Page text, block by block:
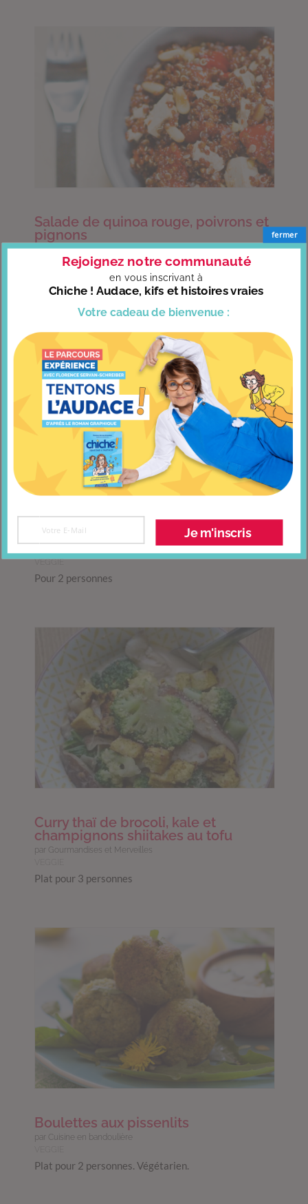
Salade de quinoa rouge, poivrons et
pignons
par Chocolate and Zucchini
Pour 3 à 4 personnes.
Taboulé de quinoa aux pois chiches,
cumin et citron
VEGGIE
Pour 2 personnes
Curry thaï de brocoli, kale et
champignons shiitakes au tofu
par Gourmandises et Merveilles
Plat pour 3 personnes
Boulettes aux pissenlits
par Cuisine en bandoulière
Plat pour 2 personnes. Végétarien.
Votre cadeaude bienvenue :
Rejoignez notre communauté
en vous inscrivant à
Chiche ! Audace, kifs et histoires vraies
Je m'inscris
fermer